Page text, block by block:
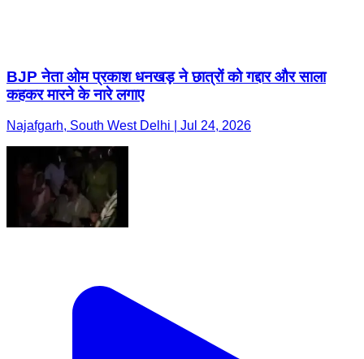
BJP नेता ओम प्रकाश धनखड़ ने छात्रों को गद्दार और साला
कहकर मारने के नारे लगाए
Najafgarh, South West Delhi | Jul 24, 2026